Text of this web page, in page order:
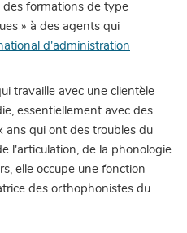
des formations de type
» à des agents qui
d'administration
travaille avec une clientèle
essentiellement avec des
ans qui ont des troubles du
l'articulation, de la phonologie
elle occupe une fonction
des orthophonistes du